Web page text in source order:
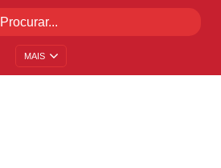
MAIS